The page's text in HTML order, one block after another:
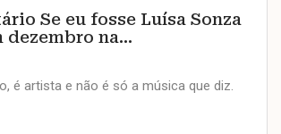
Se eu fosse Luísa Sonza
dezembro na...
é artista e não é só a música que diz.